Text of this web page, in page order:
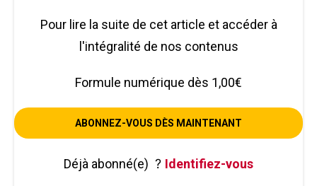
Pour lire la suite de cet article et accéder à
l'intégralité de nos contenus
Formule numérique dès 1,00€
ABONNEZ-VOUS DÈS MAINTENANT
Déjà abonné(e) ? Identifiez-vous